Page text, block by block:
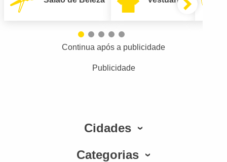
Continua após a publicidade
Publicidade
Cidades
Categorias